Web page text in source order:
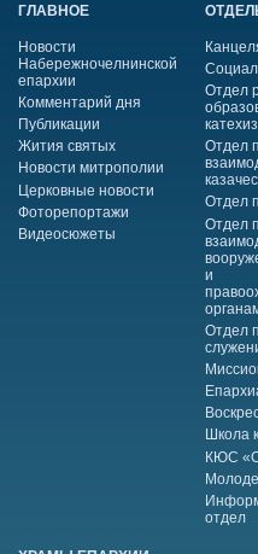
ГЛАВНОЕ
Новости
Набережночелнинской
епархии
Комментарий дня
Публикации
Жития святых
Новости митрополии
Церковные новости
Фоторепортажи
Видеосюжеты
Отдел
Отдел
Отдел
Отдел
и
Отдел
Школа
КЮС
отдел